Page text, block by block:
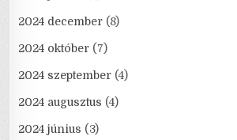
2024 december (8)
2024 október (7)
2024 szeptember (4)
2024 augusztus (4)
2024 június (3)